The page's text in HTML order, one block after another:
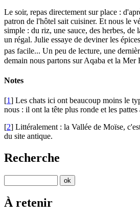
Le soir, repas directement sur place :
patron de l'hôtel sait cuisiner. Et nous le
simple : du riz, une sauce, des herbes, de
un régal. Julie essaye de deviner les
pas facile... Un peu de lecture, une
demain nous partons sur Aqaba et la Mer
Notes
[1] Les chats ici ont beaucoup moins le
nous : il ont la tête plus ronde et les pattes
[2] Littéralement : la Vallée de Moïse,
du site antique.
Recherche
À retenir